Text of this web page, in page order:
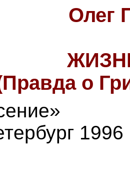
Олег
о
1996